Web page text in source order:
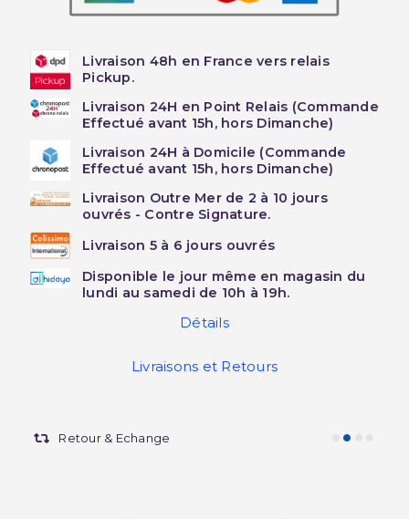
Livraison 48h en France vers relais
Pickup.
Livraison 24H en Point Relais (Commande
Effectué avant 15h, hors Dimanche)
Livraison 24H à Domicile (Commande
Effectué avant 15h, hors Dimanche)
Livraison Outre Mer de 2 à 10 jours
ouvrés - Contre Signature.
Livraison 5 à 6 jours ouvrés
Disponible le jour même en magasin du
lundi au samedi de 10h à 19h.
Détails
Livraisons et Retours
Retour & Echange